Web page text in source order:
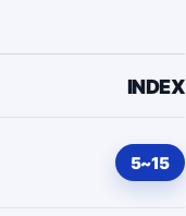
INDEX
5~15